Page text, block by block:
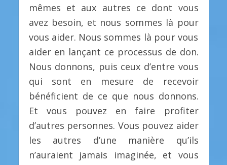
mêmes et aux autres ce dont vous
avez besoin, et nous sommes là pour
vous aider. Nous sommes là pour vous
aider en lançant ce processus de don.
Nous donnons, puis ceux d’entre vous
qui sont en mesure de recevoir
bénéficient de ce que nous donnons.
Et vous pouvez en faire profiter
d’autres personnes. Vous pouvez aider
les autres d’une manière qu’ils
n’auraient jamais imaginée, et vous